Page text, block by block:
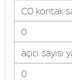
CO kontak
0
açıcı
0